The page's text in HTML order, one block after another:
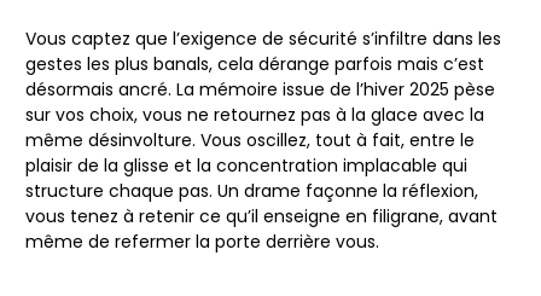
Vous captez que l’exigence de sécurité s’infiltre dans les
gestes les plus banals, cela dérange parfois mais c’est
désormais ancré. La mémoire issue de l’hiver 2025 pèse
sur vos choix, vous ne retournez pas à la glace avec la
même désinvolture. Vous oscillez, tout à fait, entre le
plaisir de la glisse et la concentration implacable qui
structure chaque pas. Un drame façonne la réflexion,
vous tenez à retenir ce qu’il enseigne en filigrane, avant
même de refermer la porte derrière vous.